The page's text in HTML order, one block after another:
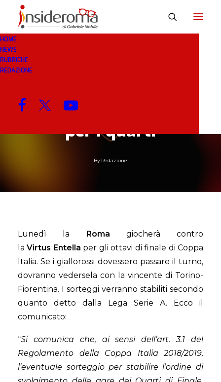
HOME
NEWS
RUBRICHE
REDAZIONE
9 GEN 2019
Coppa Italia, martedì
prossimo i sorteggi
per i quarti
By Redazione
Lunedì la Roma giocherà contro
laVirtus Entella per gli ottavi di finale di Coppa
Italia. Se i giallorossi dovessero passare il turno,
dovranno vedersela con la vincente di Torino-
Fiorentina. I sorteggi verranno stabiliti secondo
quanto detto dalla Lega Serie A. Ecco il
comunicato:
“Si comunica che, ai sensi dell’art. 3.1 del
Regolamento della Coppa Italia 2018/2019,
l’eventuale sorteggio per stabilire l’ordine di